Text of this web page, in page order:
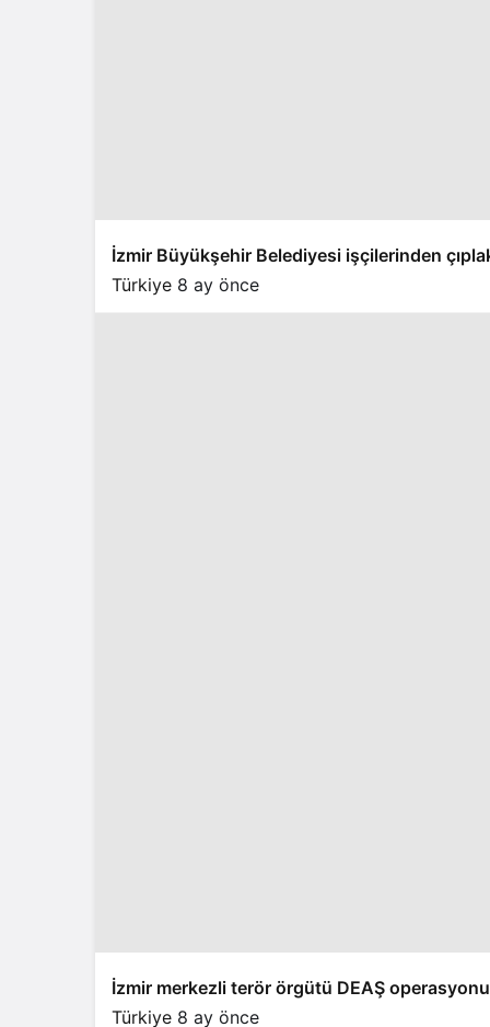
İzmir Büyükşehir Belediyesi işçilerinden
Türkiye 8 ay önce
İzmir merkezli terör örgütü DEAŞ
Türkiye 8 ay önce